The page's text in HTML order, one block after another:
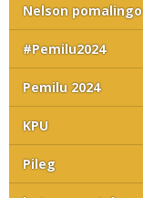
Nelson pomalingo
#Pemilu2024
Pemilu 2024
KPU
Pileg